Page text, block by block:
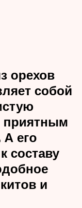
орехов
собой
приятным
его
составу
и